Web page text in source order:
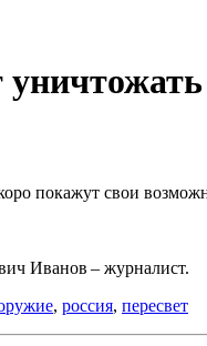
покажут свои
Иванов – журналист.
, россия, пересвет